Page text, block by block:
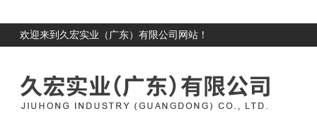
欢迎来到久宏实业（广东）有限公司网站！